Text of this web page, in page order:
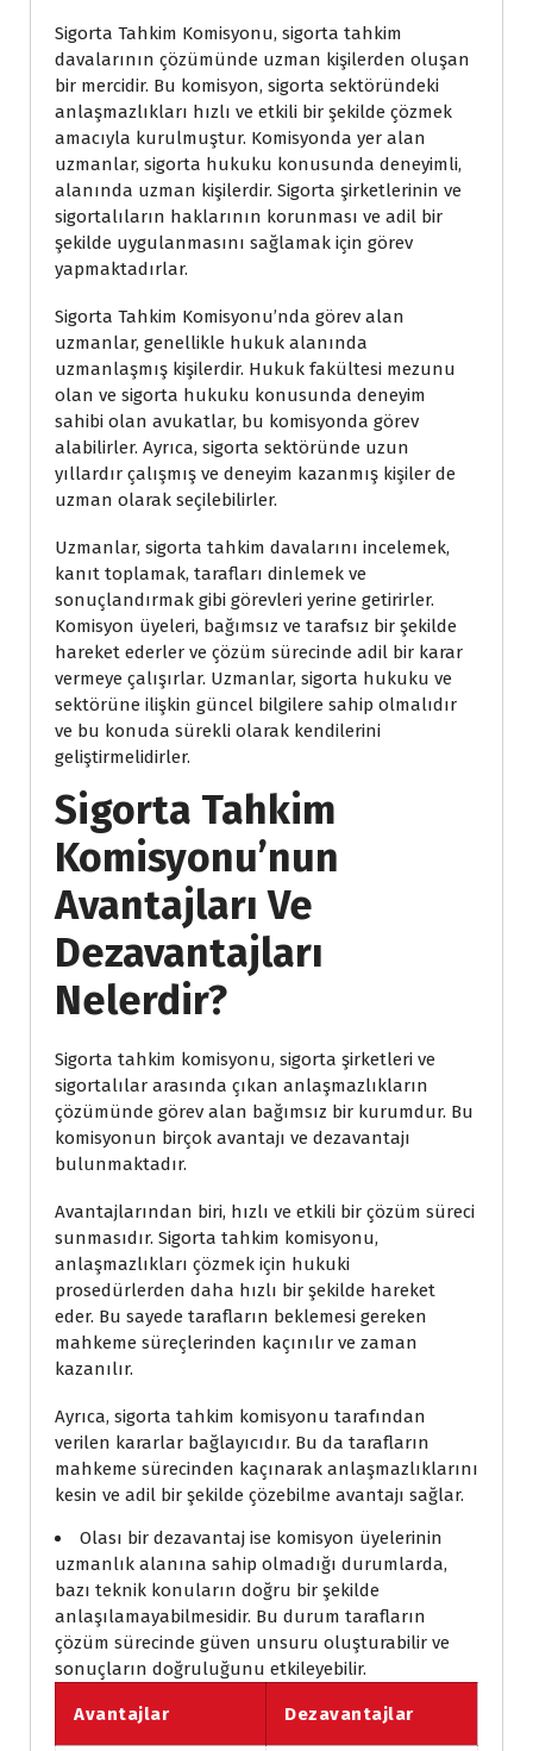
Sigorta Tahkim Komisyonu, sigorta tahkim
davalarının çözümünde uzman kişilerden oluşan
bir mercidir. Bu komisyon, sigorta sektöründeki
anlaşmazlıkları hızlı ve etkili bir şekilde çözmek
amacıyla kurulmuştur. Komisyonda yer alan
uzmanlar, sigorta hukuku konusunda deneyimli,
alanında uzman kişilerdir. Sigorta şirketlerinin ve
sigortalıların haklarının korunması ve adil bir
şekilde uygulanmasını sağlamak için görev
yapmaktadırlar.
Sigorta Tahkim Komisyonu’nda görev alan
uzmanlar, genellikle hukuk alanında
uzmanlaşmış kişilerdir. Hukuk fakültesi mezunu
olan ve sigorta hukuku konusunda deneyim
sahibi olan avukatlar, bu komisyonda görev
alabilirler. Ayrıca, sigorta sektöründe uzun
yıllardır çalışmış ve deneyim kazanmış kişiler de
uzman olarak seçilebilirler.
Uzmanlar, sigorta tahkim davalarını incelemek,
kanıt toplamak, tarafları dinlemek ve
sonuçlandırmak gibi görevleri yerine getirirler.
Komisyon üyeleri, bağımsız ve tarafsız bir şekilde
hareket ederler ve çözüm sürecinde adil bir karar
vermeye çalışırlar. Uzmanlar, sigorta hukuku ve
sektörüne ilişkin güncel bilgilere sahip olmalıdır
ve bu konuda sürekli olarak kendilerini
geliştirmelidirler.
Sigorta Tahkim
Komisyonu’nun
Avantajları Ve
Dezavantajları
Nelerdir?
Sigorta tahkim komisyonu, sigorta şirketleri ve
sigortalılar arasında çıkan anlaşmazlıkların
çözümünde görev alan bağımsız bir kurumdur. Bu
komisyonun birçok avantajı ve dezavantajı
bulunmaktadır.
Avantajlarından biri, hızlı ve etkili bir çözüm süreci
sunmasıdır. Sigorta tahkim komisyonu,
anlaşmazlıkları çözmek için hukuki
prosedürlerden daha hızlı bir şekilde hareket
eder. Bu sayede tarafların beklemesi gereken
mahkeme süreçlerinden kaçınılır ve zaman
kazanılır.
Ayrıca, sigorta tahkim komisyonu tarafından
verilen kararlar bağlayıcıdır. Bu da tarafların
mahkeme sürecinden kaçınarak anlaşmazlıklarını
kesin ve adil bir şekilde çözebilme avantajı sağlar.
Olası bir dezavantaj ise komisyon üyelerinin
uzmanlık alanına sahip olmadığı durumlarda,
bazı teknik konuların doğru bir şekilde
anlaşılamayabilmesidir. Bu durum tarafların
çözüm sürecinde güven unsuru oluşturabilir ve
sonuçların doğruluğunu etkileyebilir.
Avantajlar Dezavantajlar